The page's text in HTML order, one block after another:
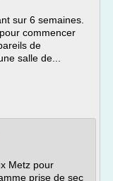
sur 6 semaines.
commencer
de
salle de...
Metz pour
prise de sec